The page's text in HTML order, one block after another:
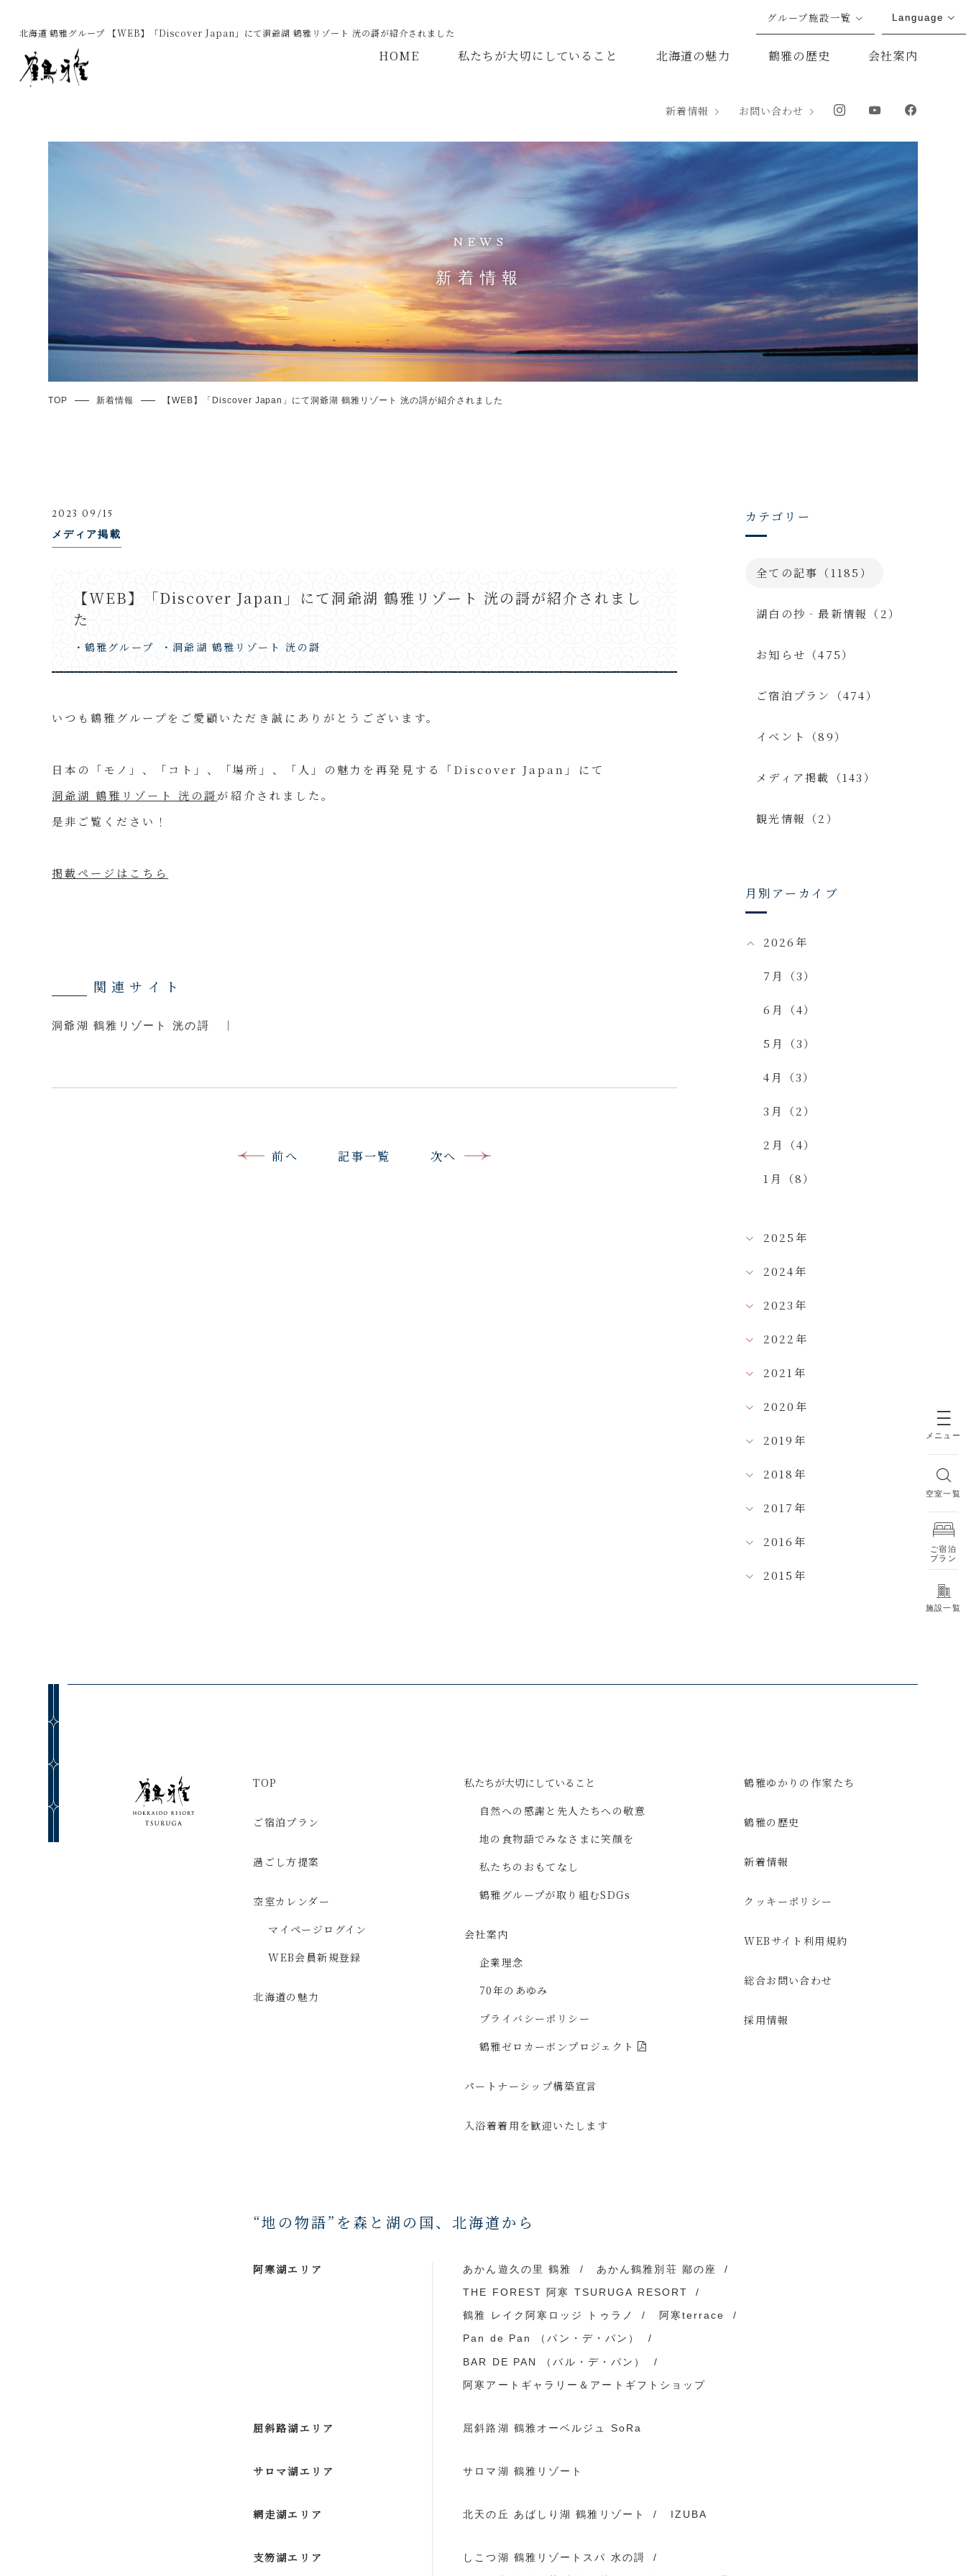
北海道 鶴雅グループ 【WEB】「Discover Japan」にて洞爺湖 鶴雅リゾート 洸の謌が紹介されました
HOME 私たちが大切にしていること 北海道の魅力 鶴雅の歴史 会社案内
新着情報 お問い合わせ
グループ施設一覧 Language
NEWS
新着情報
TOP 新着情報 【WEB】「Discover Japan」にて洞爺湖 鶴雅リゾート 洸の謌が紹介されました
2023 09/15
メディア掲載
【WEB】「Discover Japan」にて洞爺湖 鶴雅リゾート 洸の謌が紹介されまし
た
・鶴雅グループ ・洞爺湖 鶴雅リゾート 洸の謌
いつも鶴雅グループをご愛顧いただき誠にありがとうございます。
日本の「モノ」、「コト」、「場所」、「人」の魅力を再発見する「Discover Japan」にて
洞爺湖 鶴雅リゾート 洸の謌が紹介されました。
是非ご覧ください！
掲載ページはこちら
関連サイト
洞爺湖 鶴雅リゾート 洸の謌
前へ 記事一覧 次へ
カテゴリー
全ての記事（1185）
湖白の抄‐最新情報（2）
お知らせ（475）
ご宿泊プラン（474）
イベント（89）
メディア掲載（143）
観光情報（2）
月別アーカイブ
2026年
7月（3）
6月（4）
5月（3）
4月（3）
3月（2）
2月（4）
1月（8）
2025年
2024年
2023年
2022年
2021年
2020年
2019年
2018年
2017年
2016年
2015年
TOP
ご宿泊プラン
過ごし方提案
空室カレンダー
マイページ ログイン
WEB会員新規登録
北海道の魅力
私たちが大切にしていること
自然への感謝と 先人たちへの敬意
地の食物語でみなさまに笑顔を
私たちのおもてなし
鶴雅グループが取り組むSDGs
会社案内
企業理念
70年のあゆみ
プライバシーポリシー
鶴雅ゼロカーボン プロジェクト
パートナーシップ構築宣言
入浴着着用を歓迎いたします
鶴雅ゆかりの作家たち
鶴雅の歴史
新着情報
クッキーポリシー
WEBサイト利用規約
総合お問い合わせ
採用情報
“地の物語”を森と湖の国、 北海道から
阿寒湖エリア あかん遊久の里 鶴雅 あかん鶴雅別荘 鄙の座
THE FOREST 阿寒 TSURUGA RESORT
鶴雅 レイク阿寒ロッジ トゥラノ 阿寒terrace
Pan de Pan （パン・デ・パン）
BAR DE PAN （バル・デ・パン）
阿寒アートギャラリー＆アートギフトショップ
屈斜路湖エリア 屈斜路湖 鶴雅オーベルジュ SoRa
サロマ湖エリア サロマ湖 鶴雅リゾート
網走湖エリア 北天の丘 あばしり湖 鶴雅リゾート IZUBA
支笏湖エリア しこつ湖 鶴雅リゾートスパ 水の謌
メニュー
空室一覧
ご宿泊
プラン
施設一覧